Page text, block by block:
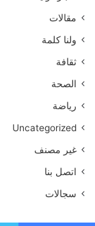
مقالات
ولنا كلمة
ثقافة
الصحة
رياضة
Uncategorized
غير مصنف
اتصل بنا
سجالات